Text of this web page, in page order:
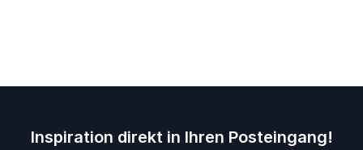
Inspiration direkt in Ihren Posteingang!